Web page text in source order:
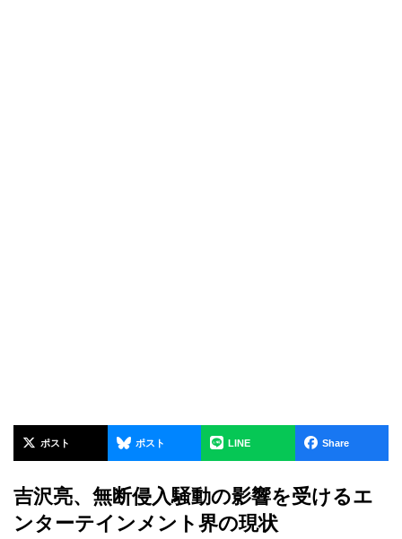
ポスト ポスト LINE Share
吉沢亮、無断侵入騒動の影響を受けるエ
ンターテインメント界の現状